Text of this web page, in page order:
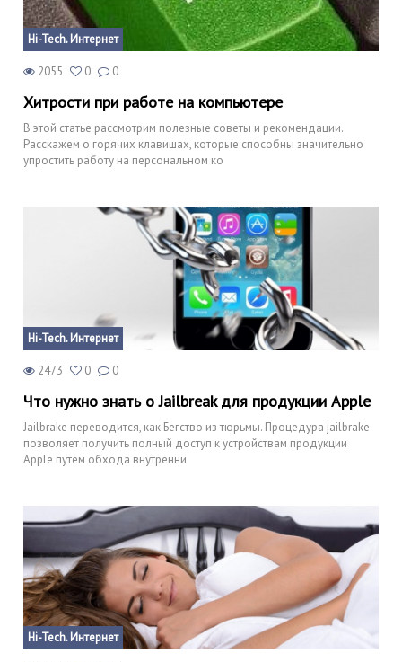
Hi-Tech. Интернет
2055 0 0
Хитрости при работе на компьютере
В этой статье рассмотрим полезные советы и рекомендации.
Расскажем о горячих клавишах, которые способны значительно
упростить работу на персональном ко
Hi-Tech. Интернет
2473 0 0
Что нужно знать о Jailbreak для продукции Apple
Jailbrake переводится, как Бегство из тюрьмы. Процедура jailbrake
позволяет получить полный доступ к устройствам продукции
Apple путем обхода внутренни
Hi-Tech. Интернет